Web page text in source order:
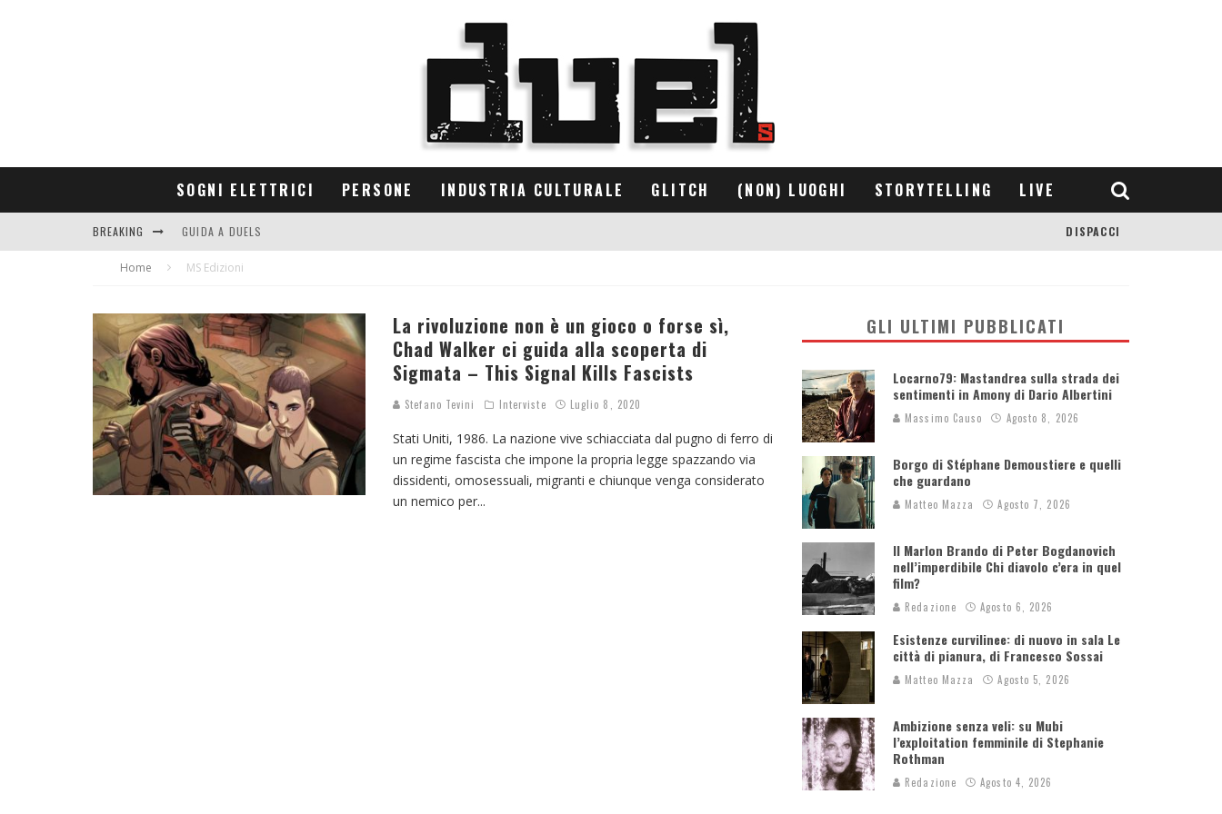
SOGNI ELETTRICI PERSONE INDUSTRIA CULTURALE GLITCH (NON) LUOGHI STORYTELLING LIVE
BREAKING GUIDA A DUELS
CONTRIBUTORS
DISPACCI
Home MS Edizioni
La rivoluzione non è un gioco o forse sì,
Chad Walker ci guida alla scoperta di
Sigmata – This Signal Kills Fascists
Stefano Tevini Interviste Luglio 8, 2020
Stati Uniti, 1986. La nazione vive schiacciata dal pugno di ferro di
un regime fascista che impone la propria legge spazzando via
dissidenti, omosessuali, migranti e chiunque venga considerato
un nemico per...
GLI ULTIMI PUBBLICATI
Locarno79: Mastandrea sulla strada dei
sentimenti in Amony di Dario Albertini
Massimo Causo Agosto 8, 2026
Borgo di Stéphane Demoustiere e quelli
che guardano
Matteo Mazza Agosto 7, 2026
Il Marlon Brando di Peter Bogdanovich
nell’imperdibile Chi diavolo c’era in quel
film?
Redazione Agosto 6, 2026
Esistenze curvilinee: di nuovo in sala Le
città di pianura, di Francesco Sossai
Matteo Mazza Agosto 5, 2026
Ambizione senza veli: su Mubi
l’exploitation femminile di Stephanie
Rothman
Redazione Agosto 4, 2026